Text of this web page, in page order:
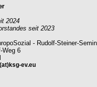
2024
seit 2023
- Rudolf-Steiner-
Weg 6
ev.eu